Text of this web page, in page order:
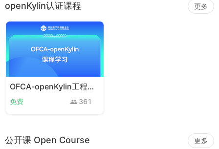
openKylin认证课程 更多
OFCA-openKylin工程师认证课程
免费 361
公开课 Open Course 更多